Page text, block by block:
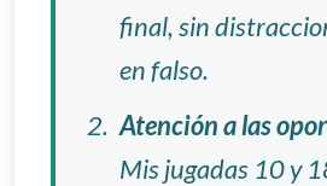
final, sin
en falso.
Atención a las
Mis jugadas 10 y